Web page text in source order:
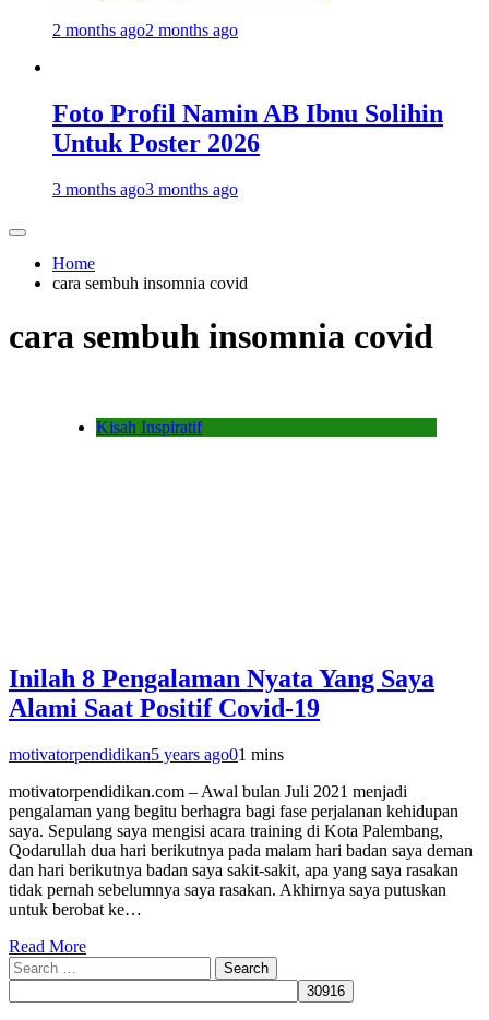
2 months ago2 months ago
Foto Profil Namin AB Ibnu Solihin
Untuk Poster 2026
3 months ago3 months ago
Home
cara sembuh insomnia covid
cara sembuh insomnia covid
Kisah Inspiratif
Inilah 8 Pengalaman Nyata Yang Saya
Alami Saat Positif Covid-19
motivatorpendidikan5 years ago01 mins
motivatorpendidikan.com – Awal bulan Juli 2021 menjadi
pengalaman yang begitu berhagra bagi fase perjalanan kehidupan
saya. Sepulang saya mengisi acara training di Kota Palembang,
Qodarullah dua hari berikutnya pada malam hari badan saya deman
dan hari berikutnya badan saya sakit-sakit, apa yang saya rasakan
tidak pernah sebelumnya saya rasakan. Akhirnya saya putuskan
untuk berobat ke…
Read More
Search
for: